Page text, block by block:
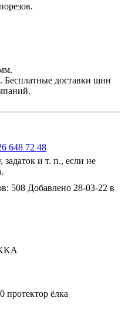
Бесплатные доставки шин
648 72 48
задаток и т. п., если не
508 Добавлено 28-03-22 в
протектор ёлка